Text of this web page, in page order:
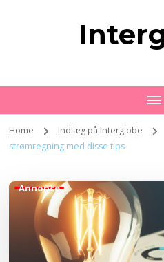
Home Indlæg på Interglobe
strømregning med disse tips
Annonce